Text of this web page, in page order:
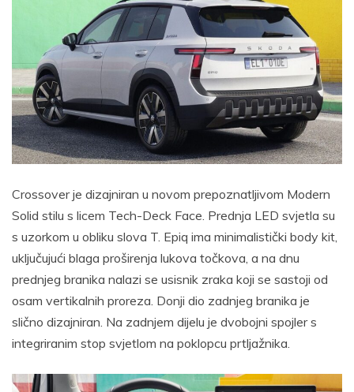
Crossover je dizajniran u novom prepoznatljivom Modern
Solid stilu s licem Tech-Deck Face. Prednja LED svjetla su
s uzorkom u obliku slova T. Epiq ima minimalistički body kit,
uključujući blaga proširenja lukova točkova, a na dnu
prednjeg branika nalazi se usisnik zraka koji se sastoji od
osam vertikalnih proreza. Donji dio zadnjeg branika je
slično dizajniran. Na zadnjem dijelu je dvobojni spojler s
integriranim stop svjetlom na poklopcu prtljažnika.